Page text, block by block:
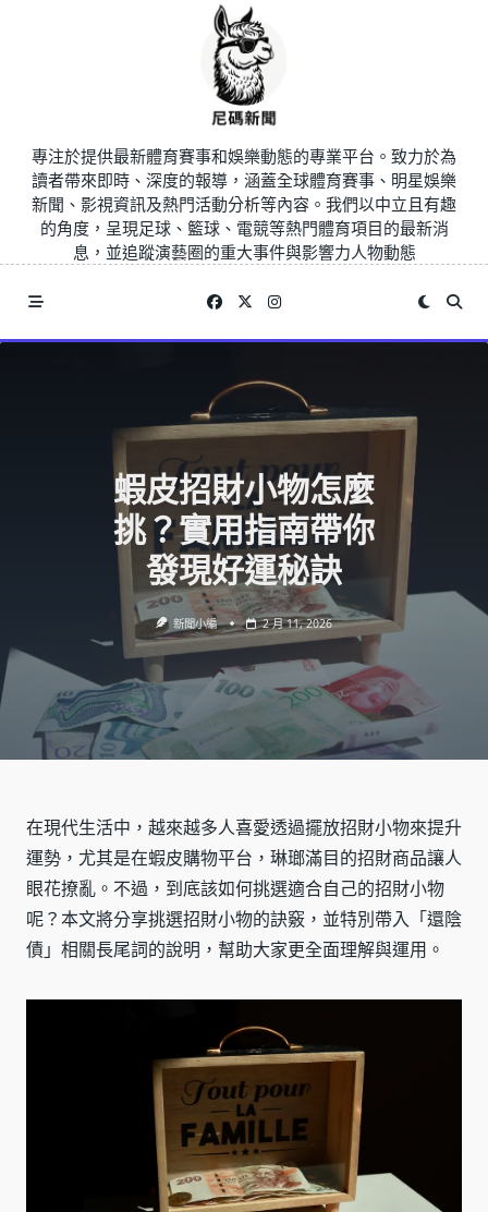
專注於提供最新體育賽事和娛樂動態的專業平台。致力於為
讀者帶來即時、深度的報導，涵蓋全球體育賽事、明星娛樂
新聞、影視資訊及熱門活動分析等內容。我們以中立且有趣
的角度，呈現足球、籃球、電競等熱門體育項目的最新消
息，並追蹤演藝圈的重大事件與影響力人物動態
蝦皮招財小物怎麼
挑？實用指南帶你
發現好運秘訣
新聞小編 2 月 11, 2026
在現代生活中，越來越多人喜愛透過擺放招財小物來提升
運勢，尤其是在蝦皮購物平台，琳瑯滿目的招財商品讓人
眼花撩亂。不過，到底該如何挑選適合自己的招財小物
呢？本文將分享挑選招財小物的訣竅，並特別帶入「還陰
債」相關長尾詞的說明，幫助大家更全面理解與運用。